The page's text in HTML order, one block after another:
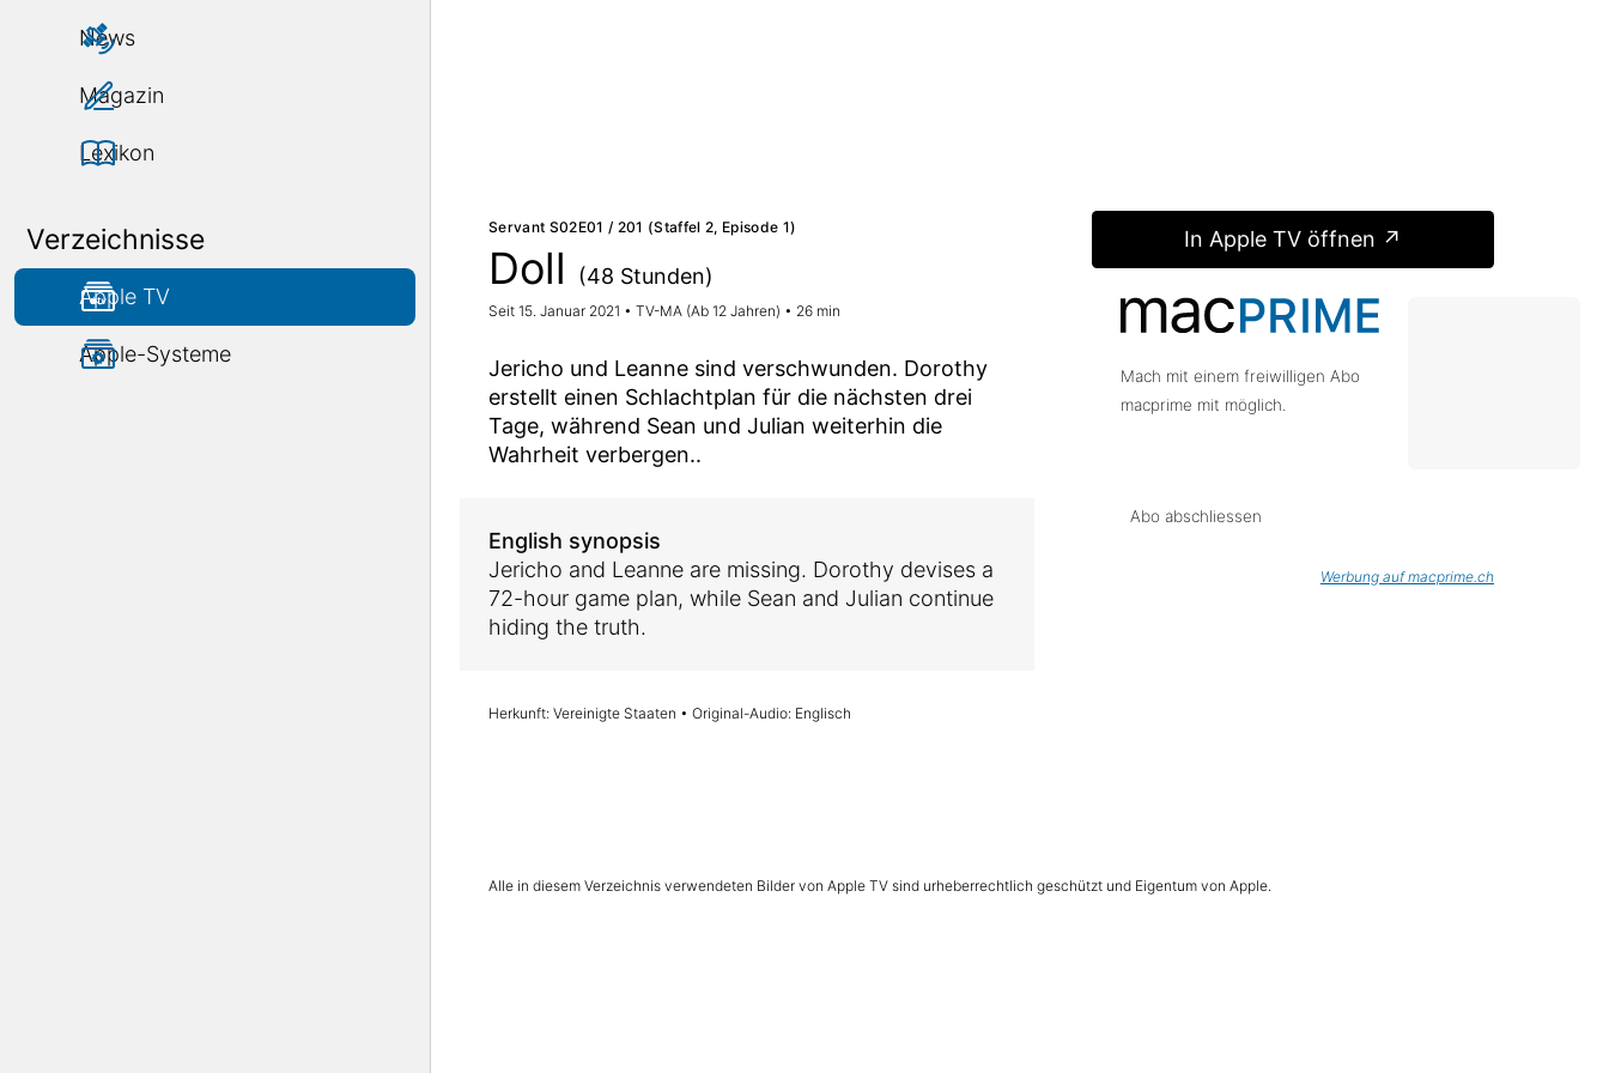
News
Magazin
Lexikon
Verzeichnisse
Apple TV
Apple-Systeme
Servant S02E01 / 201 (Staffel 2, Episode 1)
Doll (48 Stunden)
Seit 15. Januar 2021 • TV-MA (Ab 12 Jahren) • 26 min
Jericho und Leanne sind verschwunden. Dorothy
erstellt einen Schlachtplan für die nächsten drei
Tage, während Sean und Julian weiterhin die
Wahrheit verbergen..
English synopsis
Jericho and Leanne are missing. Dorothy devises a
72-hour game plan, while Sean and Julian continue
hiding the truth.
Herkunft: Vereinigte Staaten • Original-Audio: Englisch
In Apple TV öffnen ↗
Mach mit einem freiwilligen Abo
macprime mit möglich.
Abo abschliessen
Werbung auf macprime.ch
Alle in diesem Verzeichnis verwendeten Bilder von Apple TV sind urheberrechtlich geschützt und Eigentum von Apple.